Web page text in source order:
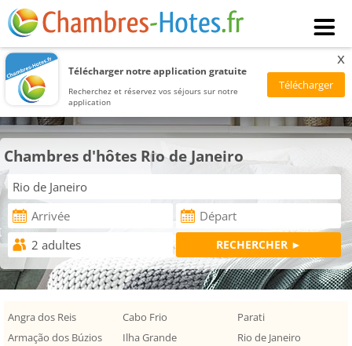
Télécharger notre application gratuite
Recherchez et réservez vos séjours sur notre
application
x
Chambres d'hôtes Rio de Janeiro
Angra dos Reis
Armação dos Búzios
Cabo Frio
Ilha Grande
Parati
Rio de Janeiro